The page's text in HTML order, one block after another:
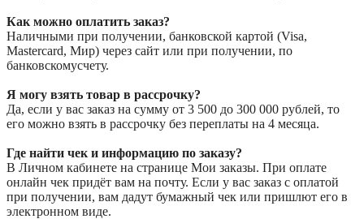
Как можно оплатить заказ?
Наличными при получении, банковской картой (Visa,
Mastercard, Мир) через сайт или при получении, по
банковскомусчету.
Я могу взять товар в рассрочку?
Да, если у вас заказ на сумму от 3 500 до 300 000 рублей, то
его можно взять в рассрочку без переплаты на 4 месяца.
Где найти чек и информацию по заказу?
В Личном кабинете на странице Мои заказы. При оплате
онлайн чек придёт вам на почту. Если у вас заказ с оплатой
при получении, вам дадут бумажный чек или пришлют его в
электронном виде.